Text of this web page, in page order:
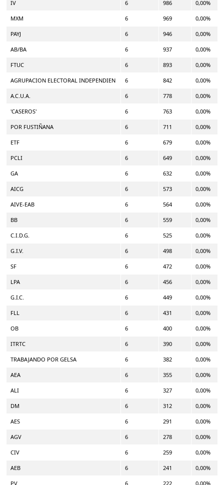
IV 6 986 0,00%
MXM 6 969 0,00%
PAYJ 6 946 0,00%
AB/BA 6 937 0,00%
FTUC 6 893 0,00%
AGRUPACION ELECTORAL INDEPENDIEN 6 842 0,00%
A.C.U.A. 6 778 0,00%
'CASEROS' 6 763 0,00%
POR FUSTIÑANA 6 711 0,00%
ETF 6 679 0,00%
PCLI 6 649 0,00%
GA 6 632 0,00%
AICG 6 573 0,00%
AIVE-EAB 6 564 0,00%
BB 6 559 0,00%
C.I.D.G. 6 525 0,00%
G.I.V. 6 498 0,00%
SF 6 472 0,00%
LPA 6 456 0,00%
G.I.C. 6 449 0,00%
FLL 6 431 0,00%
OB 6 400 0,00%
ITRTC 6 390 0,00%
TRABAJANDO POR GELSA 6 382 0,00%
AEA 6 355 0,00%
ALI 6 327 0,00%
DM 6 312 0,00%
AES 6 291 0,00%
AGV 6 278 0,00%
CIV 6 259 0,00%
AEB 6 241 0,00%
PV 6 222 0,00%